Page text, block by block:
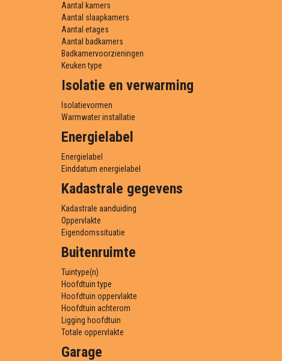
Aantal kamers
Aantal slaapkamers
Aantal etages
Aantal badkamers
Badkamervoorzieningen
Keuken type
Isolatie en verwarming
Isolatievormen
Warmwater installatie
Energielabel
Energielabel
Einddatum energielabel
Kadastrale gegevens
Kadastrale aanduiding
Oppervlakte
Eigendomssituatie
Buitenruimte
Tuintype(n)
Hoofdtuin type
Hoofdtuin oppervlakte
Hoofdtuin achterom
Ligging hoofdtuin
Totale oppervlakte
Garage